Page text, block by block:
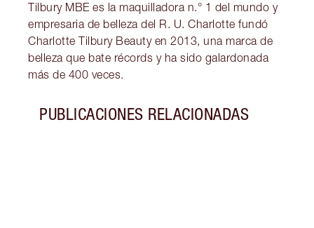
Tilbury MBE es la maquilladora n.° 1 del mundo y
empresaria de belleza del R. U. Charlotte fundó
Charlotte Tilbury Beauty en 2013, una marca de
belleza que bate récords y ha sido galardonada
más de 400 veces.
PUBLICACIONES RELACIONADAS